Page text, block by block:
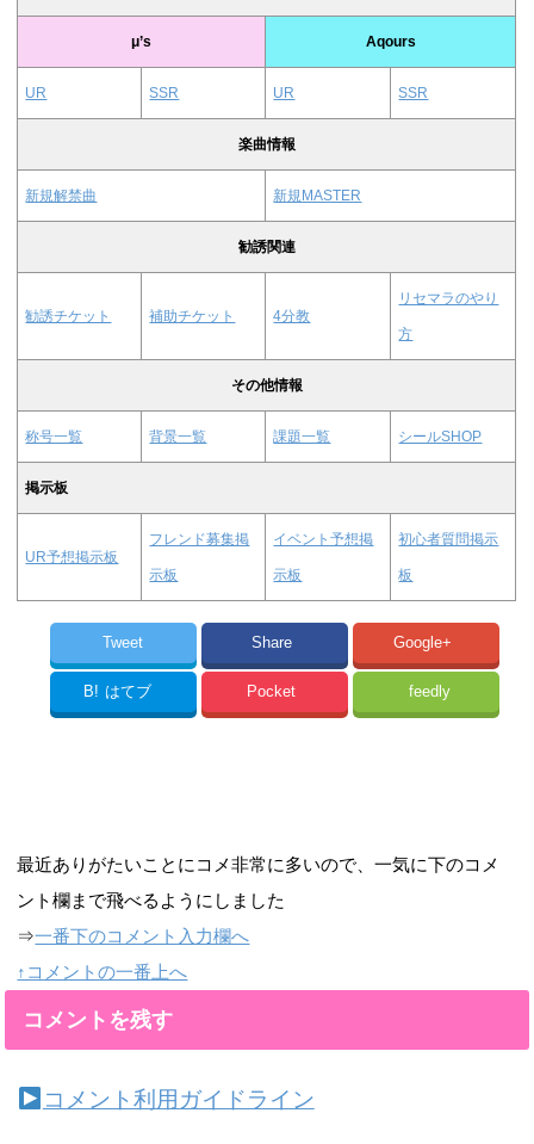
μ’s Aqours
UR SSR UR SSR
楽曲情報
新規解禁曲 新規MASTER
勧誘関連
勧誘チケット 補助チケット 4分教
リセマラのやり
方
その他情報
称号一覧 背景一覧 課題一覧 シールSHOP
掲示板
UR予想掲示板
フレンド募集掲
示板
イベント予想掲
示板
初心者質問掲示
板
Tweet Share Google+
B! はてブ Pocket feedly
最近ありがたいことにコメ非常に多いので、一気に下のコメ
ント欄まで飛べるようにしました
⇒一番下のコメント入力欄へ
↑コメントの一番上へ
コメントを残す
コメント利用ガイドライン